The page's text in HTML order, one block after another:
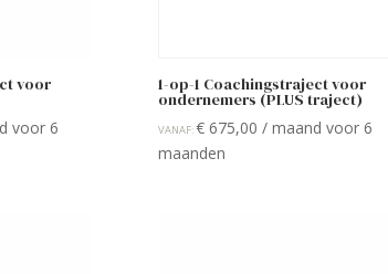
voor
voor 6
1-op-1 Coachingstraject voor
ondernemers (PLUS traject)
VANAF:€675,00 / maand voor 6
maanden